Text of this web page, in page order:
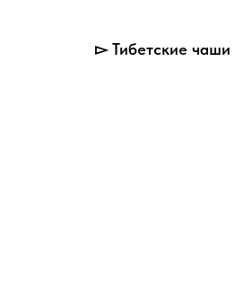
▻ Тибетские чаши